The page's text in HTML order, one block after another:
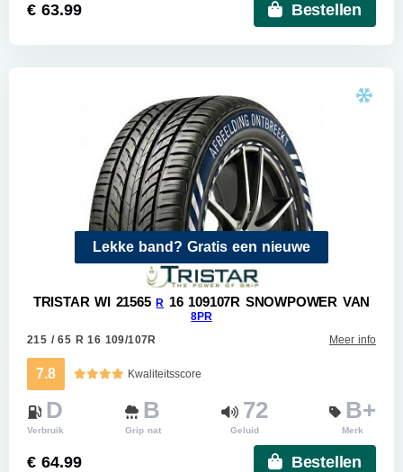
€ 63.99 Bestellen
Lekke band? Gratis een nieuwe
TRISTAR WI 21565R 16 109107R SNOWPOWER VAN
8PR
215 / 65 R 16 109/107R
Meer info
7.8 Kwaliteitsscore
D
Verbruik
B
Grip nat
72
Geluid
B+
Merk
€ 64.99 Bestellen